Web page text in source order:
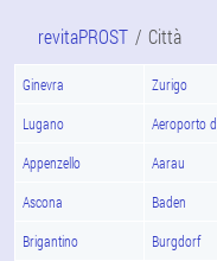
revitaPROST Città
Ginevra Zurigo
Lugano Aeroporto
Appenzello Aarau
Ascona Baden
Brigantino Burgdorf